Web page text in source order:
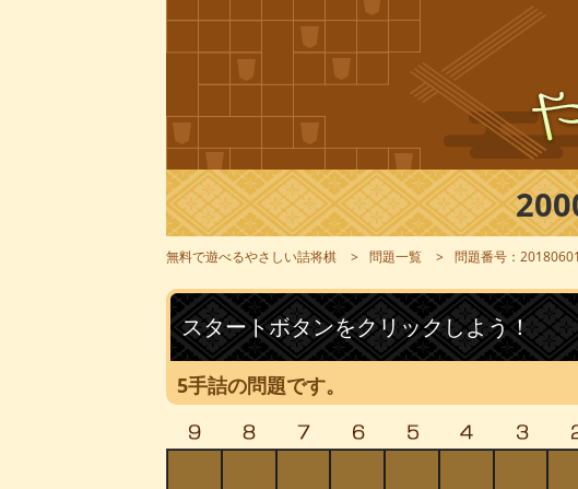
無料で遊べるやさしい詰将棋 問題一覧 問題番号：20180601
スタートボタンをクリックしよう！
5手詰の問題です。